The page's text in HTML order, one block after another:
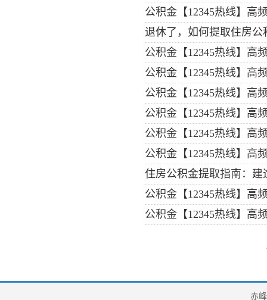
公积金【12345热线】高
退休了，如何提取住房公
公积金【12345热线】高
公积金【12345热线】高
公积金【12345热线】高
公积金【12345热线】高
公积金【12345热线】高
公积金【12345热线】高
住房公积金提取指南：
公积金【12345热线】高
公积金【12345热线】高
赤